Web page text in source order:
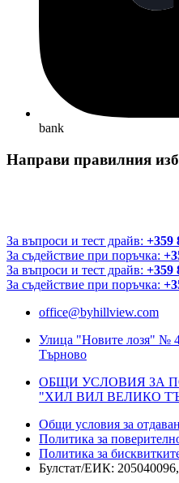
bank
Направи правилния
За въпроси и тест драйв: +359
За съдействие при поръчка:
За въпроси и тест драйв: +359
За съдействие при поръчка:
office@byhillview.com
Улица "Новите лозя" №
Търново
ОБЩИ УСЛОВИЯ ЗА
"ХИЛ ВИЛ ВЕЛИКО
Общи условия за
Политика за
Политика за
Булстат/ЕИК: